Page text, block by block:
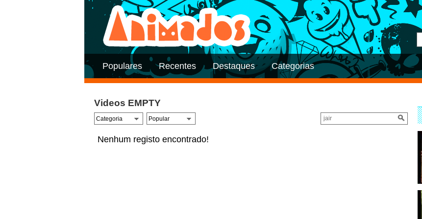
Populares Recentes Destaques Categorias
Videos EMPTY
Nenhum registo encontrado!